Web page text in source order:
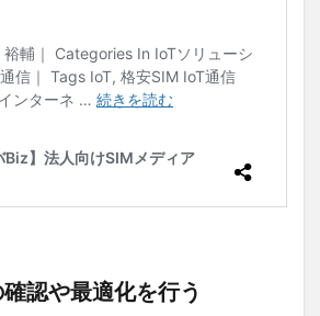
確認や最適化を行う